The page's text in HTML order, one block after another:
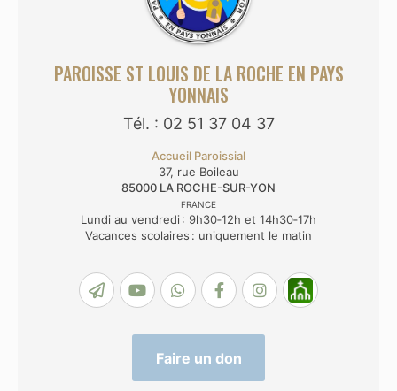
PAROISSE ST LOUIS DE LA ROCHE EN PAYS
YONNAIS
Tél. : 02 51 37 04 37
Accueil Paroissial
37, rue Boileau
85000 LA ROCHE-SUR-YON
FRANCE
Lundi au vendredi : 9h30‑12h et 14h30‑17h
Vacances scolaires : uniquement le matin
Faire un don